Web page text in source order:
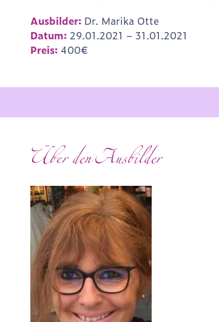
Ausbilder: Dr. Marika Otte
Datum: 29.01.2021 – 31.01.2021
Preis: 400€
Über den Ausbilder